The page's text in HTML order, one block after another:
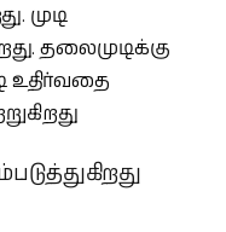
முடி
தலைமுடிக்கு
உதிர்வதை